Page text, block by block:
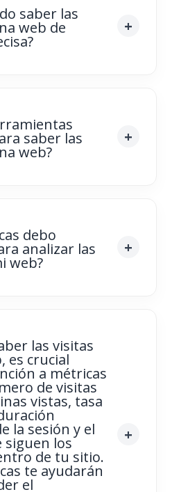
saber las
web de
saber las
web?
debo
analizar las
web?
las visitas
es crucial
a métricas
de visitas
vistas, tasa
la sesión y el
siguen los
de tu sitio.
te ayudarán
el